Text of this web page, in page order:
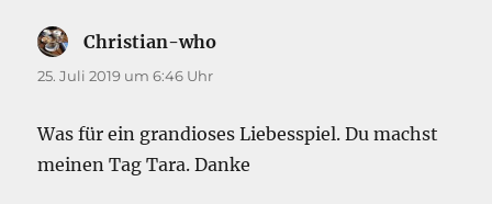
Christian-who
25. Juli 2019 um 6:46 Uhr
Was für ein grandioses Liebesspiel. Du machst
meinen Tag Tara. Danke